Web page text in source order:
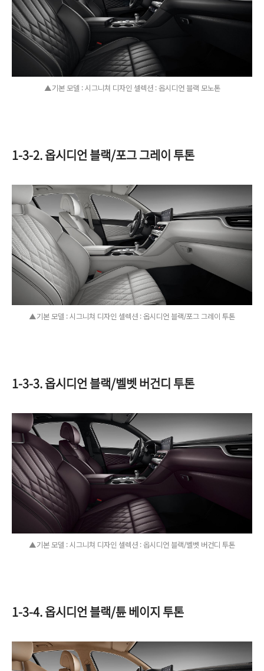
▲기본 모델 : 시그니쳐 디자인 셀렉션 : 옵시디언 블랙 모노톤
1-3-2. 옵시디언 블랙/포그 그레이 투톤
▲기본 모델 : 시그니쳐 디자인 셀렉션 : 옵시디언 블랙/포그 그레이 투톤
1-3-3. 옵시디언 블랙/벨벳 버건디 투톤
▲기본 모델 : 시그니쳐 디자인 셀렉션 : 옵시디언 블랙/벨벳 버건디 투톤
1-3-4. 옵시디언 블랙/튠 베이지 투톤